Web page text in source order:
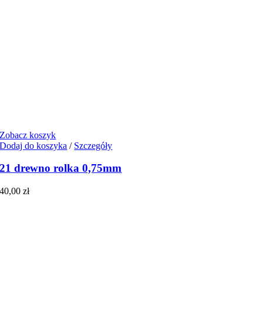
Zobacz koszyk
Dodaj do koszyka / Szczegóły
21 drewno rolka 0,75mm
40,00zł